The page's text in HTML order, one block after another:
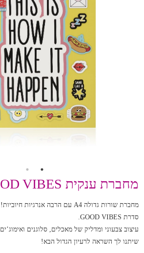
מחברת ענקית GOOD VIBES
מחברת שורות גדולה A4 עם הרבה אנרגיות חיוביות!
סדרת GOOD VIBES.
עיצוב צבעוני ומדליק של מאכלים, סלוגנים ואימוג’ים
שיתנו לך השראה לרעיון הגדול הבא!